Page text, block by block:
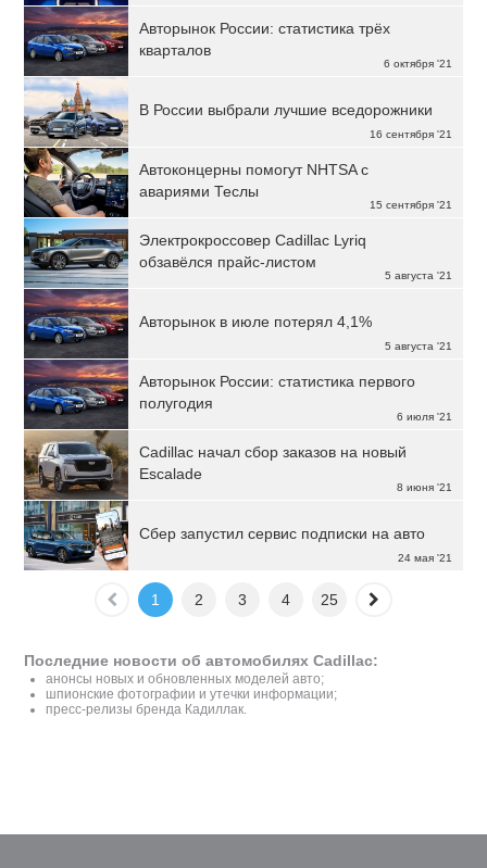
6 октября '21
Авторынок России: статистика трёх
кварталов
16 сентября '21
В России выбрали лучшие вседорожники
15 сентября '21
Автоконцерны помогут NHTSA с
авариями Теслы
5 августа '21
Электрокроссовер Cadillac Lyriq
обзавёлся прайс-листом
5 августа '21
Авторынок в июле потерял 4,1%
6 июля '21
Авторынок России: статистика первого
полугодия
8 июня '21
Cadillac начал сбор заказов на новый
Escalade
24 мая '21
Сбер запустил сервис подписки на авто
1 2 3 4 25
Последние новости об автомобилях Cadillac:
анонсы новых и обновленных моделей авто;
шпионские фотографии и утечки информации;
пресс-релизы бренда Кадиллак.